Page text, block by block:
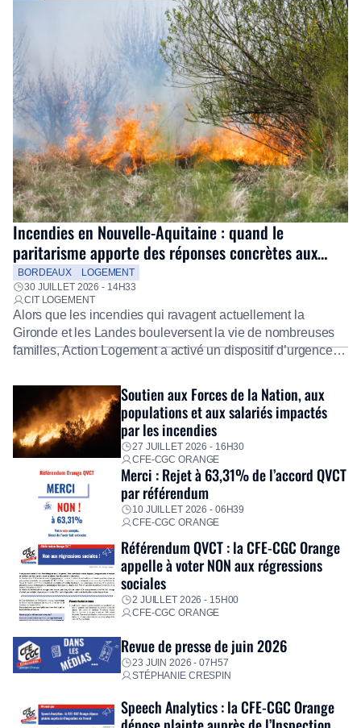
Incendies en Nouvelle-Aquitaine : quand le
paritarisme apporte des réponses concrètes aux
salariés
BORDEAUX
LOGEMENT
30 JUILLET 2026 - 14H33
CIT LOGEMENT
Alors que les incendies qui ravagent actuellement la
Gironde et les Landes bouleversent la vie de nombreuses
familles, Action Logement a activé un dispositif d’urgence
Fidèle à sa mission d’utilité sociale, le Groupe mobilise
immédiatement ses équipes afin de proposer un diagnostic
personnalisé, des aides financières pour faire face aux
premières dépenses, […]
Soutien aux Forces de la Nation, aux
populations et aux salariés impactés
par les incendies
27 JUILLET 2026 - 16H30
CFE-CGC ORANGE
Merci : Rejet à 63,31% de l’accord QVCT
par référendum
10 JUILLET 2026 - 06H39
CFE-CGC ORANGE
Référendum QVCT : la CFE-CGC Orange
appelle à voter NON aux régressions
sociales
2 JUILLET 2026 - 15H00
CFE-CGC ORANGE
Revue de presse de juin 2026
23 JUIN 2026 - 07H57
STÉPHANIE CRESPIN
Speech Analytics : la CFE-CGC Orange